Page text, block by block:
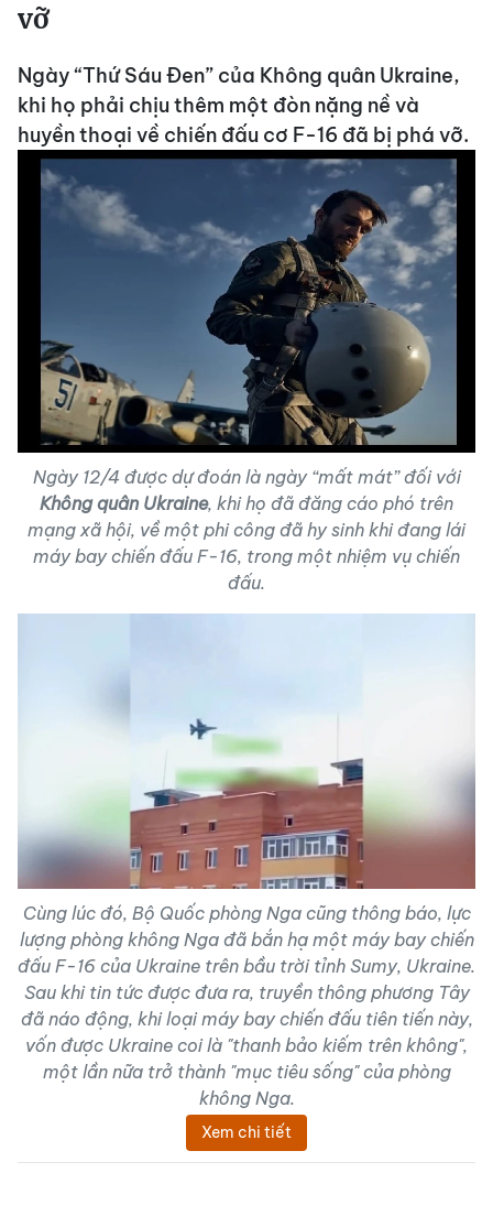
vỡ
Ngày “Thứ Sáu Đen” của Không quân Ukraine,
khi họ phải chịu thêm một đòn nặng nề và
huyền thoại về chiến đấu cơ F-16 đã bị phá vỡ.
Ngày 12/4 được dự đoán là ngày “mất mát” đối với
Không quân Ukraine, khi họ đã đăng cáo phó trên
mạng xã hội, về một phi công đã hy sinh khi đang lái
máy bay chiến đấu F-16, trong một nhiệm vụ chiến
đấu.
Cùng lúc đó, Bộ Quốc phòng Nga cũng thông báo, lực
lượng phòng không Nga đã bắn hạ một máy bay chiến
đấu F-16 của Ukraine trên bầu trời tỉnh Sumy, Ukraine.
Sau khi tin tức được đưa ra, truyền thông phương Tây
đã náo động, khi loại máy bay chiến đấu tiên tiến này,
vốn được Ukraine coi là "thanh bảo kiếm trên không",
một lần nữa trở thành "mục tiêu sống" của phòng
không Nga.
Xem chi tiết